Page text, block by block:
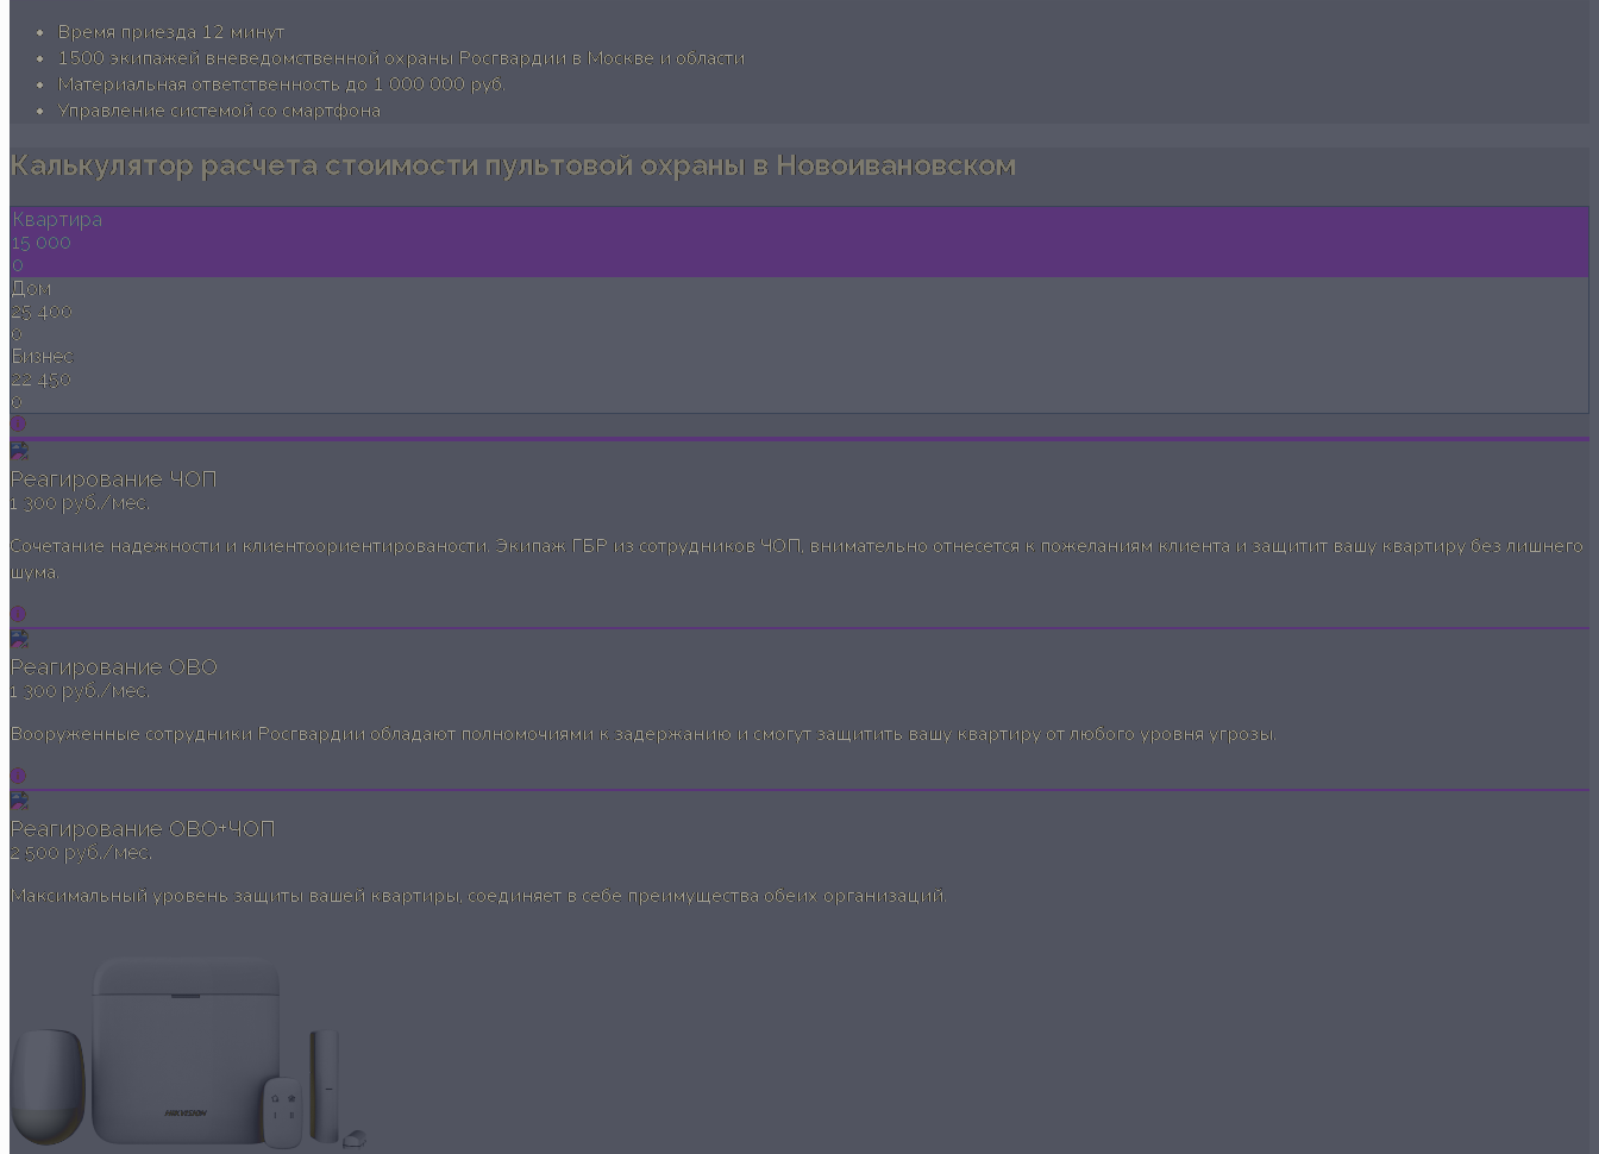
Время приезда 12 минут
1500 экипажей вневедомственной охраны Росгвардии в Москве и области
Материальная ответственность до 1 000 000 руб.
Управление системой со смартфона
Калькулятор расчета стоимости пультовой охраны в Новоивановском
Квартира
15 000
0
Дом
25 400
0
Бизнес
22 450
0
Реагирование ЧОП
1 300 руб./мес.
Сочетание надежности и клиентоориентированости. Экипаж ГБР из сотрудников ЧОП, внимательно отнесется к пожеланиям клиента и защитит вашу квартиру без лишнего
шума.
Реагирование ОВО
1 300 руб./мес.
Вооруженные сотрудники Росгвардии обладают полномочиями к задержанию и смогут защитить вашу квартиру от любого уровня угрозы.
Реагирование ОВО+ЧОП
2 500 руб./мес.
Максимальный уровень защиты вашей квартиры, соединяет в себе преимущества обеих организаций.